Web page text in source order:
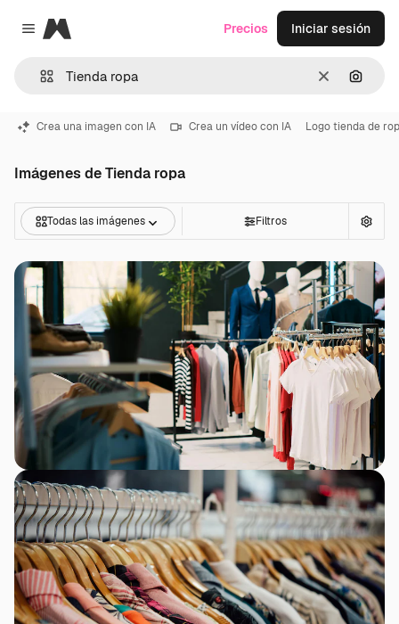
Close menu
Magnific
Borrar
Precios Iniciar sesión
Crea una imagen con IA Crea un vídeo con IA Logo tienda de
Imágenes de Tienda ropa
Todas las imágenes Filtros